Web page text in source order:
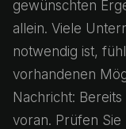
gewünschten
allein. Viele
notwendig ­ist,
vorhandenen
Nachricht:
voran. Prüfen